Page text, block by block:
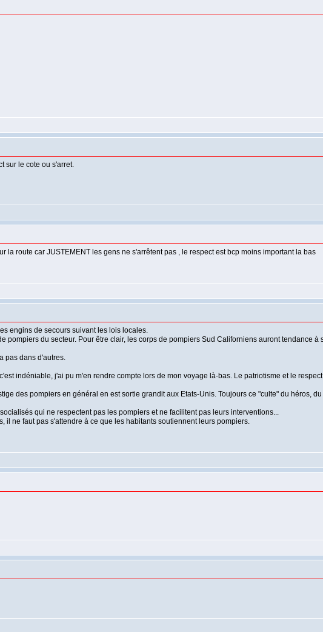
sur le cote ou s'arret.
route car JUSTEMENT les gens ne s'arrêtent pas , le respect est bcp moins important la bas
engins de secours suivant les lois locales.
du secteur. Pour être clair, les corps de pompiers Sud Californiens auront
pas dans d'autres.
indéniable, j'ai pu m'en rendre compte lors de mon voyage là-bas. Le patriotisme et le
des pompiers en général en est sortie grandit aux Etats-Unis. Toujours ce "culte" du héros,
qui ne respectent pas les pompiers et ne facilitent pas leurs interventions...
ne faut pas s'attendre à ce que les habitants soutiennent leurs pompiers.